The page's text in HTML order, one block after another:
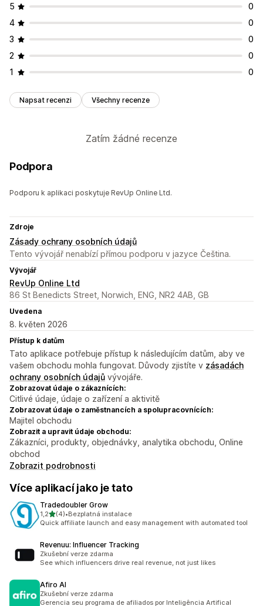
Panel analytiky
5
0
4
0
3
0
2
0
1
0
Napsat recenzi Všechny recenze
Zatím žádné recenze
Podpora
Podporu k aplikaci poskytuje RevUp Online Ltd.
Zdroje
Zásady ochrany osobních údajů
Tento vývojář nenabízí přímou podporu v jazyce Čeština.
Vývojář
RevUp Online Ltd
86 St Benedicts Street, Norwich, ENG, NR2 4AB, GB
Uvedena
8. květen 2026
Přístup k datům
Tato aplikace potřebuje přístup k následujícím datům, aby ve
vašem obchodu mohla fungovat. Důvody zjistíte v zásadách
ochrany osobních údajů vývojáře.
Zobrazovat údaje o zákaznících:
Citlivé údaje, údaje o zařízení a aktivitě
Zobrazovat údaje o zaměstnancích a spolupracovnících:
Majitel obchodu
Zobrazit a upravit údaje obchodu:
Zákazníci, produkty, objednávky, analytika obchodu, Online
obchod
Zobrazit podrobnosti
Více aplikací jako je tato
Tradedoubler Grow
1,2z 5 hvězd
(4)
Celkový počet recenzí: 4
•Bezplatná instalace
Quick affiliate launch and easy management with automated tool
Revenuu: Influencer Tracking
Zkušební verze zdarma
See which influencers drive real revenue, not just likes
Afiro AI
Zkušební verze zdarma
Gerencia seu programa de afiliados por Inteligência Artifical